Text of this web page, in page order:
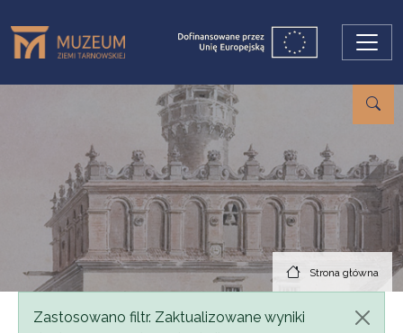
Strona główna
Komunikat
Zastosowano filtr. Zaktualizowane wyniki